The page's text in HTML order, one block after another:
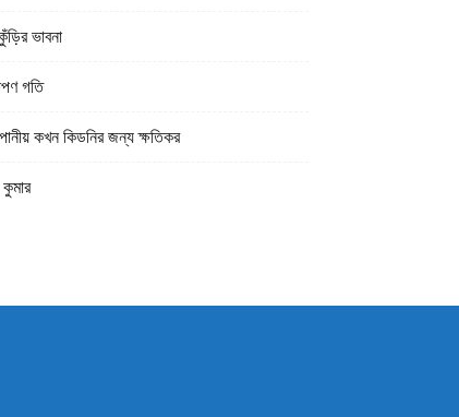
ভাবনা
গতি
কখন কিডনির জন্য ক্ষতিকর